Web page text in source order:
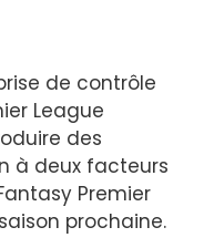
de contrôle
League
des
à deux facteurs
Premier
prochaine.